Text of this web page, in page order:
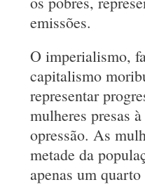
emissões.
O imperialismo,
capitalismo
representar
mulheres presas
opressão. As
metade da
apenas um